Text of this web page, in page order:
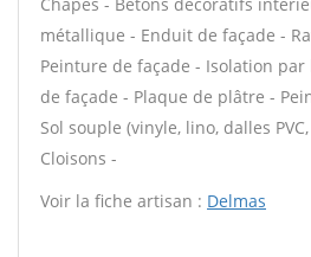
métallique - Enduit de façade -
Peinture de façade - Isolation
de façade - Plaque de plâtre -
Sol souple (vinyle, lino, dalles
Cloisons -
Voir la fiche artisan : Delmas